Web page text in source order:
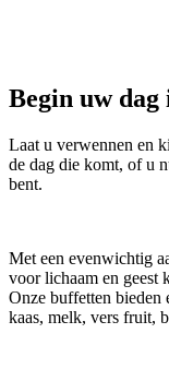
Begin uw
Laat u verwennen en
de dag die komt, of u
bent.
Met een evenwichtig
voor lichaam en geest
Onze buffetten bieden
kaas, melk, vers fruit,